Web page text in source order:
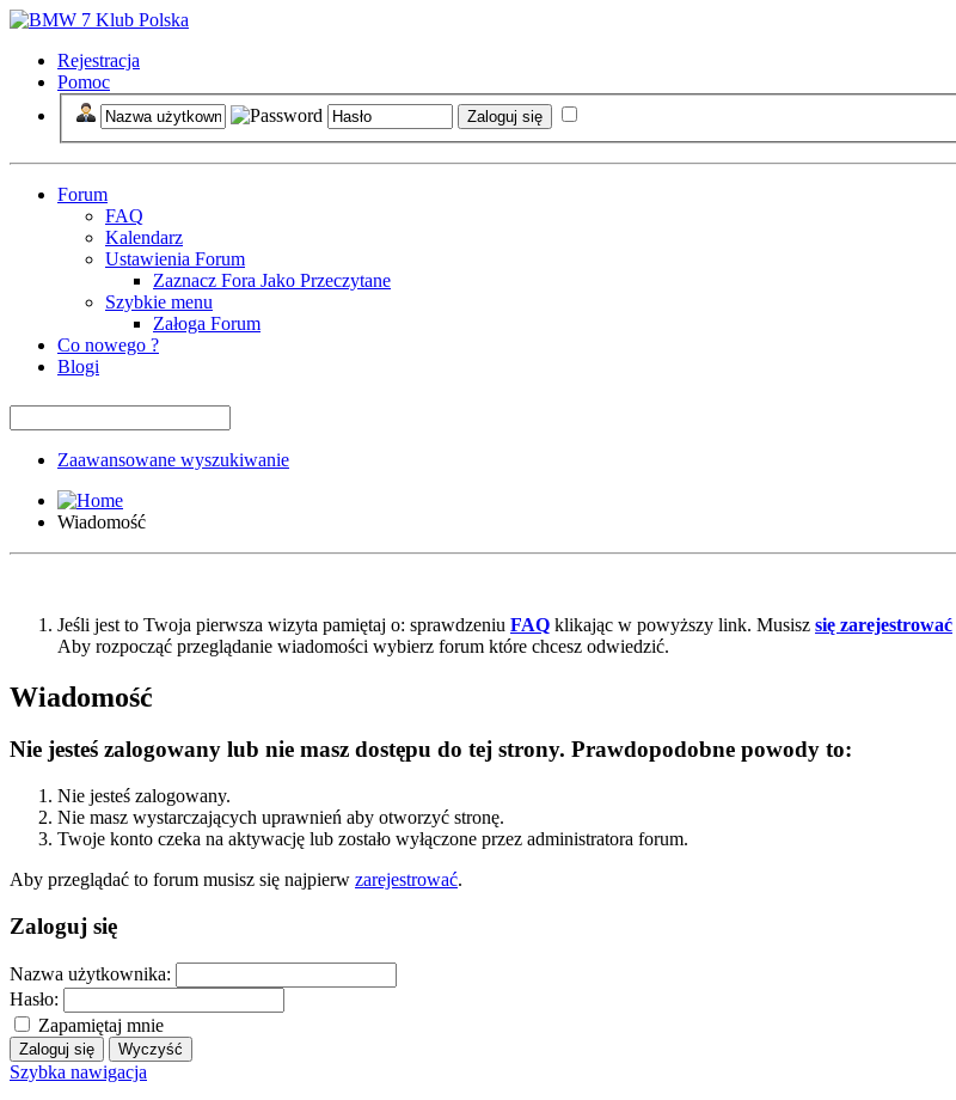
Rejestracja
Pomoc
Forum
FAQ
Kalendarz
Ustawienia Forum
Zaznacz Fora Jako Przeczytane
Szybkie menu
Załoga Forum
Co nowego ?
Blogi
Zaawansowane wyszukiwanie
Wiadomość
Jeśli jest to Twoja pierwsza wizyta pamiętaj o: sprawdzeniu FAQ klikając w powyższy link. Musisz się zarejestrować
Aby rozpocząć przeglądanie wiadomości wybierz forum które chcesz odwiedzić.
Wiadomość
Nie jesteś zalogowany lub nie masz dostępu do tej strony. Prawdopodobne powody to:
Nie jesteś zalogowany.
Nie masz wystarczających uprawnień aby otworzyć stronę.
Twoje konto czeka na aktywację lub zostało wyłączone przez administratora forum.
Aby przeglądać to forum musisz się najpierw zarejestrować.
Zaloguj się
Nazwa użytkownika:
Hasło:
Zapamiętaj mnie
Szybka nawigacja